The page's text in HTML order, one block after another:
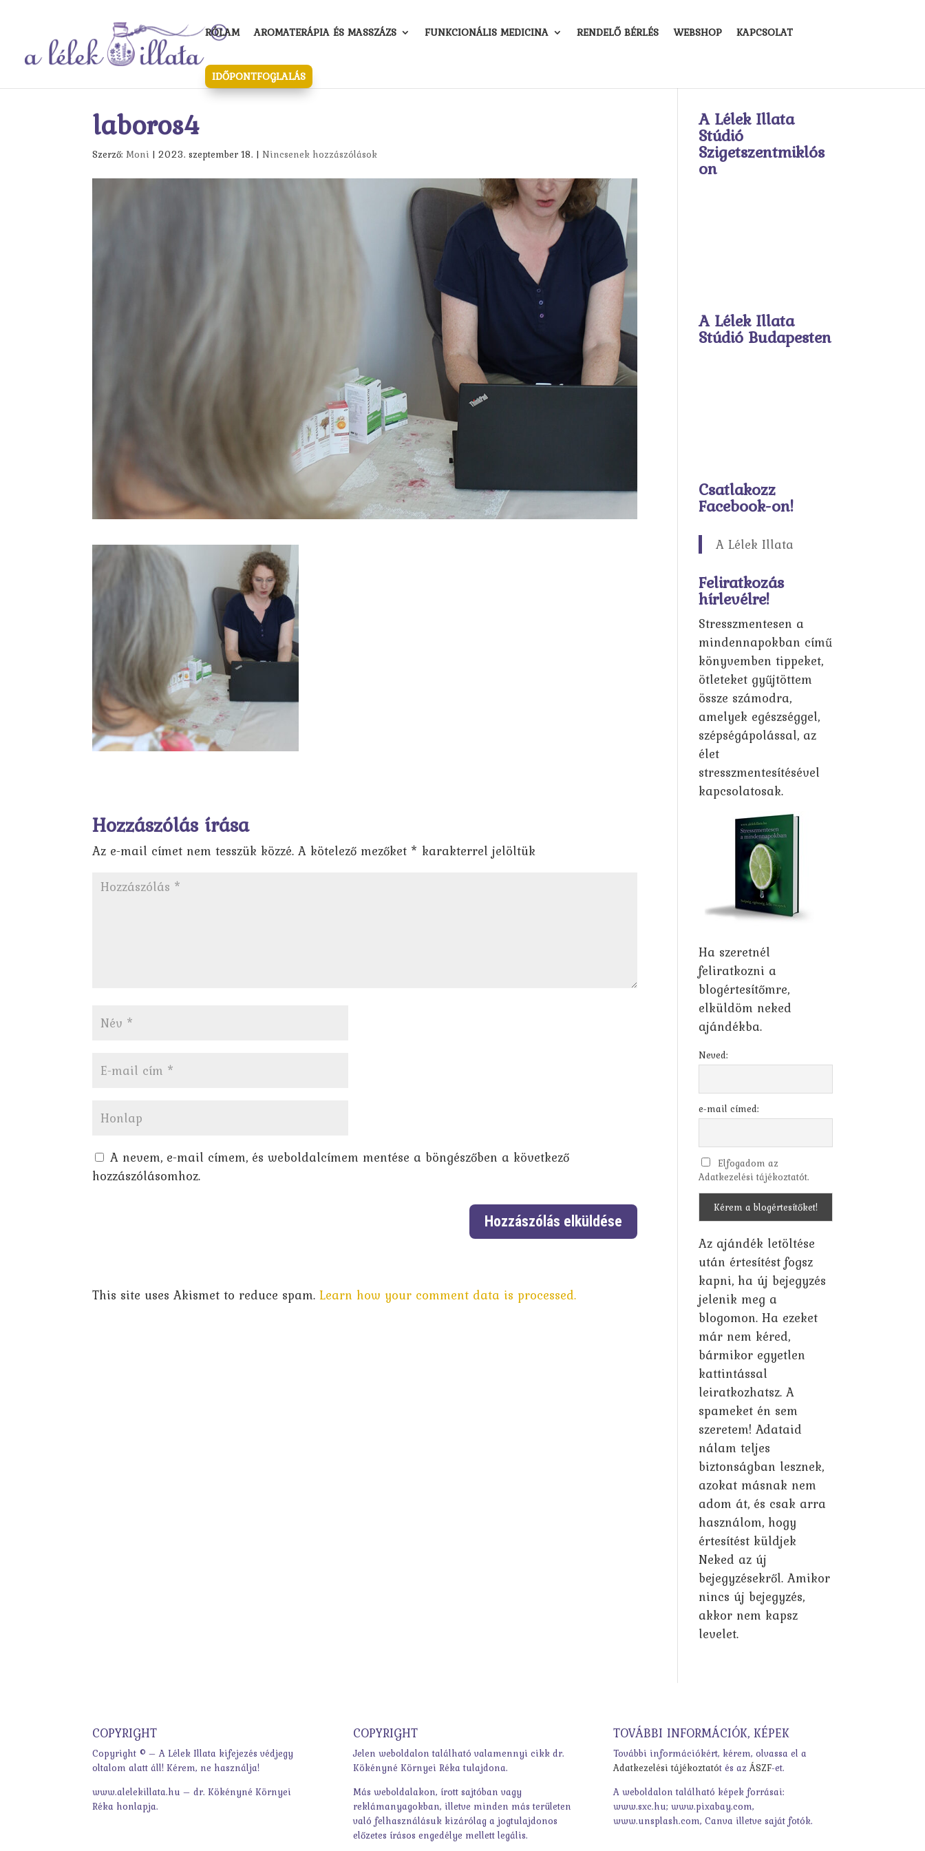
RÓLAM AROMATERÁPIA ÉS MASSZÁZS FUNKCIONÁLIS MEDICINA RENDELŐ BÉRLÉS WEBSHOP KAPCSOLAT
IDŐPONTFOGLALÁS
laboros4
Szerző:Moni |2023. szeptember 18. | Nincsenek hozzászólások
Hozzászólás írása
Az e-mail címet nem tesszük közzé. A kötelező mezőket * karakterrel jelöltük
A nevem, e-mail címem, és weboldalcímem mentése a böngészőben a következő
hozzászólásomhoz.
This site uses Akismet to reduce spam.Learn how your comment data is processed.
A Lélek Illata
Stúdió
Szigetszentmiklós
on
A Lélek Illata
Stúdió Budapesten
Csatlakozz
Facebook-on!
A Lélek Illata
Feliratkozás
hírlevélre!
Stresszmentesen a
mindennapokban című
könyvemben tippeket,
ötleteket gyűjtöttem
össze számodra,
amelyek egészséggel,
szépségápolással, az
élet
stresszmentesítésével
kapcsolatosak.
Ha szeretnél
feliratkozni a
blogértesítőmre,
elküldöm neked
ajándékba.
Neved:
e-mail címed:
Elfogadom az
Adatkezelési tájékoztatót.
Az ajándék letöltése
után értesítést fogsz
kapni, ha új bejegyzés
jelenik meg a
blogomon. Ha ezeket
már nem kéred,
bármikor egyetlen
kattintással
leiratkozhatsz. A
spameket én sem
szeretem! Adataid
nálam teljes
biztonságban lesznek,
azokat másnak nem
adom át, és csak arra
használom, hogy
értesítést küldjek
Neked az új
bejegyzésekről. Amikor
nincs új bejegyzés,
akkor nem kapsz
levelet.
COPYRIGHT
Copyright © – A Lélek Illata kifejezés védjegy
oltalom alatt áll! Kérem, ne használja!
www.alelekillata.hu – dr. Kökényné Környei
Réka honlapja.
COPYRIGHT
Jelen weboldalon található valamennyi cikk dr.
Kökényné Környei Réka tulajdona.
Más weboldalakon, írott sajtóban vagy
reklámanyagokban, illetve minden más területen
való felhasználásuk kizárólag a jogtulajdonos
előzetes írásos engedélye mellett legális.
TOVÁBBI INFORMÁCIÓK, KÉPEK
További információkért, kérem, olvassa el a
Adatkezelési tájékoztatót és azÁSZF-et.
A weboldalon található képek forrásai:
www.sxc.hu; www.pixabay.com,
www.unsplash.com, Canva illetve saját fotók.